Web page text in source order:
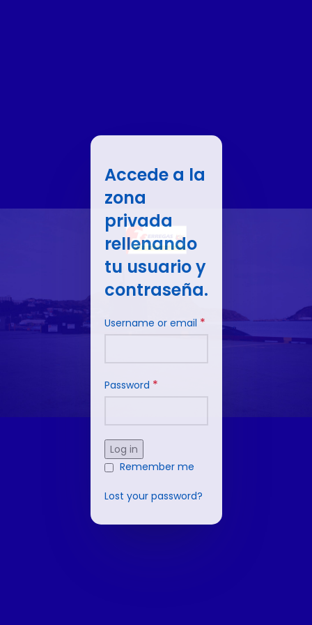
Accede a la
zona
privada
rellenando
tu usuario y
contraseña.
Username or email *
Password *
Log in
Remember me
Lost your password?